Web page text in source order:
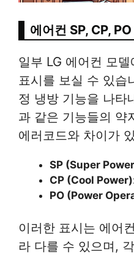
에어컨 SP, CP,
일부 LG 에어컨 모
표시를 보실 수 있습
정 냉방 기능을 나타
과 같은 기능들의 약
에러코드와 차이가
SP (Super
CP (Cool Power)
PO (Power
이러한 표시는 에어
라 다를 수 있으며,